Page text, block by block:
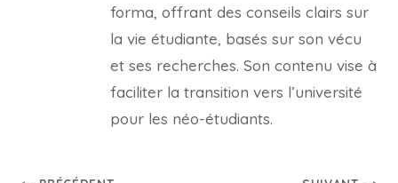
forma, offrant des conseils clairs sur
la vie étudiante, basés sur son vécu
et ses recherches. Son contenu vise à
faciliter la transition vers l’université
pour les néo-étudiants.